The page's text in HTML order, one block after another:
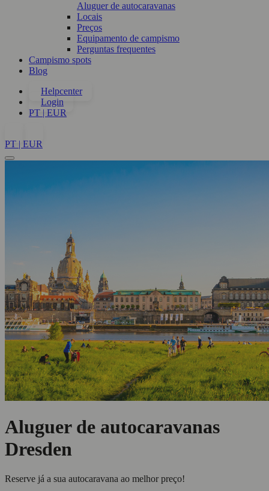
Aluguer de autocaravanas
Locais
Preços
Equipamento de campismo
Perguntas frequentes
Campismo spots
Blog
Helpcenter
Login
PT | EUR
PT | EUR
Aluguer de autocaravanas
Dresden
Reserve já a sua autocaravana ao melhor preço!